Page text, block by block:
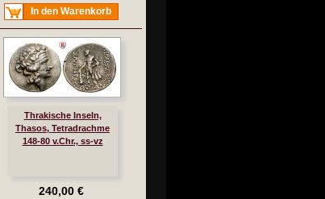
In den Warenkorb
Thrakische Inseln,
Thasos, Tetradrachme
148-80 v.Chr., ss-vz
240,00 €